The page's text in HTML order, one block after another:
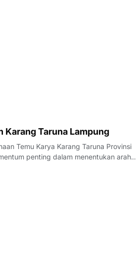
Karang Taruna Lampung
Temu Karya Karang Taruna Provinsi
penting dalam menentukan arah
ke depan. Di tengah dinamika